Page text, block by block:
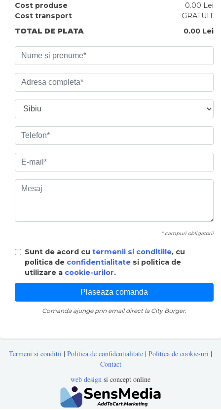
Cost produse 0.00 Lei
Cost transport
GRATUIT
TOTAL DE PLATA
0.00 Lei
* campuri obligatorii
Sunt de acord cu termenii si conditiile, cu
politica de confidentialitate si politica de
utilizare a cookie-urilor.
Comanda ajunge prin email direct la City Burger.
Termeni si conditii | Politica de confidentialitate | Politica de cookie-uri |
Contact
web design si concept online